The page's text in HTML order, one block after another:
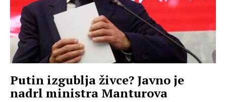
Putin izgublja živce? Javno je
nadrl ministra Manturova